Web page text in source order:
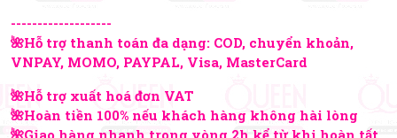
-------------------
🌺Hỗ trợ thanh toán đa dạng: COD, chuyển khoản,
VNPAY, MOMO, PAYPAL, Visa, MasterCard
🌺Hỗ trợ xuất hoá đơn VAT
🌺Hoàn tiền 100% nếu khách hàng không hài lòng